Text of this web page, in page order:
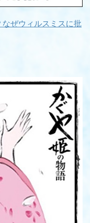
ぜウィルスミスに批